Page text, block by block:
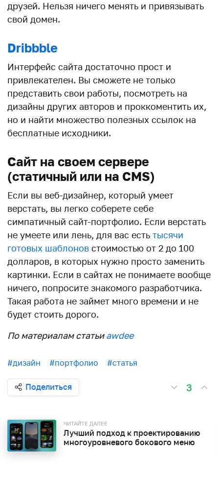
друзей. Нельзя ничего менять и привязывать
свой домен.
Dribbble
Интерфейс сайта достаточно прост и
привлекателен. Вы сможете не только
представить свои работы, посмотреть на
дизайны других авторов и проккоментить их,
но и найти множество полезных ссылок на
бесплатные исходники.
Сайт на своем сервере
(статичный или на CMS)
Если вы веб-дизайнер, который умеет
верстать, вы легко соберете себе
симпатичный сайт-портфолио. Если верстать
не умеете или лень, для вас есть тысячи
готовых шаблонов стоимостью от 2 до 100
долларов, в которых нужно просто заменить
картинки. Если в сайтах не понимаете вообще
ничего, попросите знакомого разработчика.
Такая работа не займет много времени и не
будет стоить дорого.
По материалам статьиawdee
#дизайн #портфолио #статья
Поделиться 3
ЧИТАЙТЕ ДАЛЕЕ
Лучший подход к проектированию
многоуровневого бокового меню